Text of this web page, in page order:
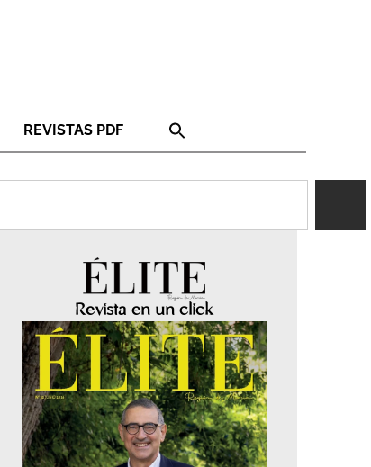
REVISTAS PDF
Revista en un click